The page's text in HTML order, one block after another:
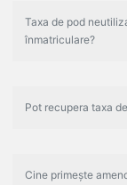
Taxa de pod
înmatriculare?
Pot recupera taxa
Cine primește